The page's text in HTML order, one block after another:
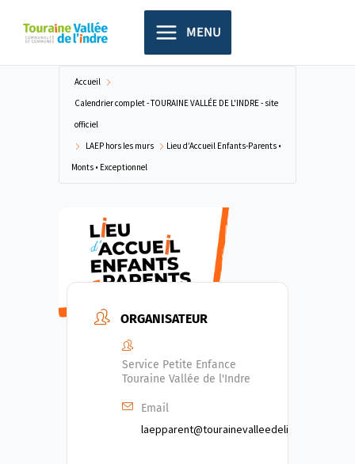
principal
MENU
Accueil
Calendrier complet - TOURAINE VALLÉE DE L'INDRE - site
officiel
LAEP hors les murs
Lieu d’Accueil Enfants-Parents •
Monts • Exceptionnel
ORGANISATEUR
Service Petite Enfance
Touraine Vallée de l'Indre
Email
laepparent@tourainevalleedelindre.fr